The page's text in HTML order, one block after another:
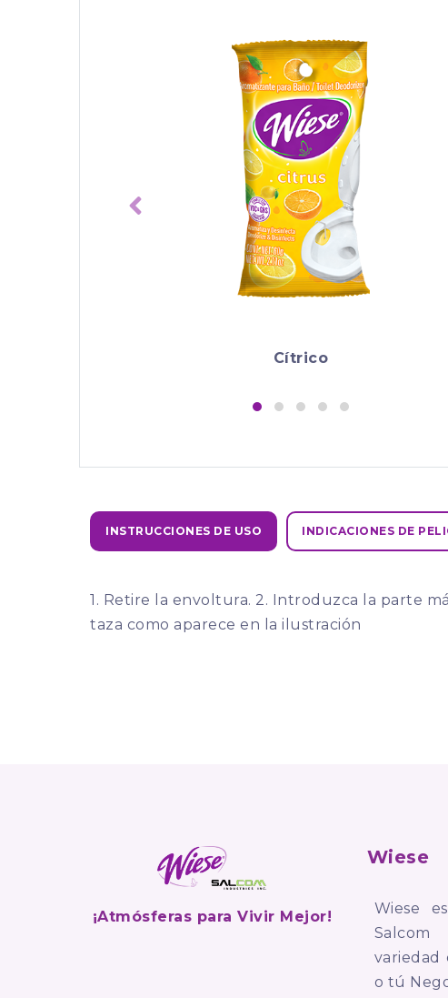
Cítrico
INSTRUCCIONES DE USO INDICACIONES DE
1. Retire la envoltura. 2. Introduzca la parte
taza como aparece en la ilustración
¡Atmósferas para Vivir Mejor!
Wiese
Wiese
o tú